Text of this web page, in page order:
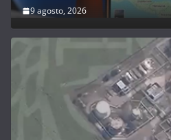
9 agosto, 2026